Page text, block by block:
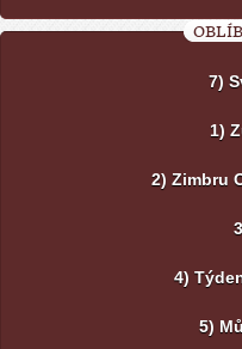
7)
1)
2) Zimbru
4)
5)